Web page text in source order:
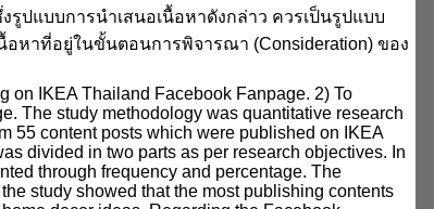
ปแบบการนำเสนอเนื้อหาดังกล่าว ควรเป็นรูปแบบ
อหาที่อยู่ในขั้นตอนการพิจารณา (Consideration) ของ
on IKEA Thailand Facebook Fanpage. 2) To
The study methodology was quantitative research
55 content posts which were published on IKEA
divided in two parts as per research objectives. In
through frequency and percentage. The
study showed that the most publishing contents